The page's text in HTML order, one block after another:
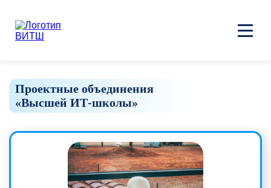
Проектные объединения
«Высшей ИТ‑школы»